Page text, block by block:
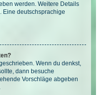
werden. Weitere Details
. Eine deutschsprachige
Wenn du denkst,
dann besuche
Vorschläge abgeben